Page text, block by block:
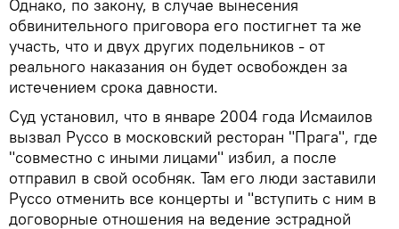
Однако, по закону, в случае вынесения
обвинительного приговора его постигнет та же
участь, что и двух других подельников - от
реального наказания он будет освобожден за
истечением срока давности.
Суд установил, что в январе 2004 года Исмаилов
вызвал Руссо в московский ресторан "Прага", где
"совместно с иными лицами" избил, а после
отправил в свой особняк. Там его люди заставили
Руссо отменить все концерты и "вступить с ним в
договорные отношения на ведение эстрадной